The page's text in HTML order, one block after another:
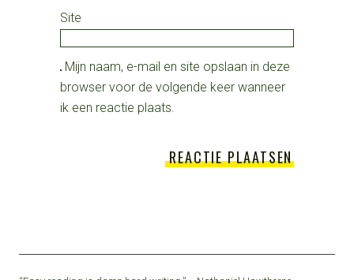
Site
Mijn naam, e-mail en site opslaan in deze
browser voor de volgende keer wanneer
ik een reactie plaats.